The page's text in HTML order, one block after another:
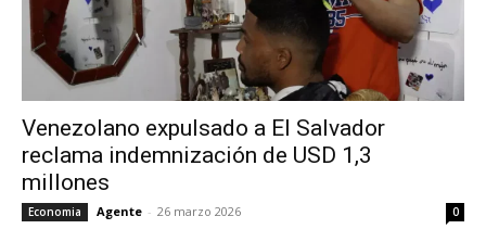
Venezolano expulsado a El Salvador
reclama indemnización de USD 1,3
millones
Economia Agente - 26 marzo 2026 0